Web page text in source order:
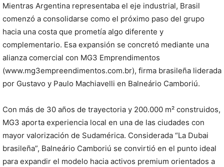
Mientras Argentina representaba el eje industrial, Brasil
comenzó a consolidarse como el próximo paso del grupo
hacia una costa que prometía algo diferente y
complementario. Esa expansión se concretó mediante una
alianza comercial con MG3 Emprendimentos
(www.mg3empreendimentos.com.br), firma brasileña liderada
por Gustavo y Paulo Machiavelli en Balneário Camboriú.
Con más de 30 años de trayectoria y 200.000 m² construidos,
MG3 aporta experiencia local en una de las ciudades con
mayor valorización de Sudamérica. Considerada “La Dubai
brasileña”, Balneário Camboriú se convirtió en el punto ideal
para expandir el modelo hacia activos premium orientados a